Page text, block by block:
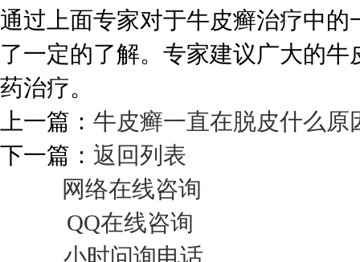
通过上面专家对于牛皮癣治疗中
了一定的了解。专家建议广大的
药治疗。
上一篇： 牛皮癣一直在脱皮什么原
下一篇： 返回列表
网络在线咨询
QQ在线咨询
小时问询电话